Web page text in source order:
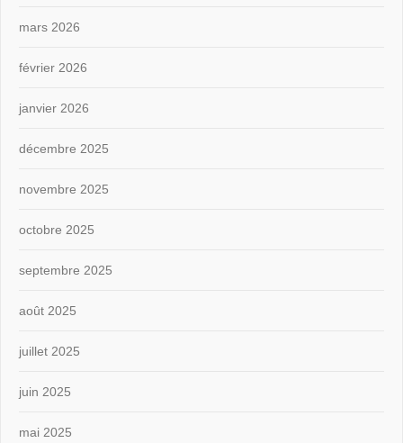
mars 2026
février 2026
janvier 2026
décembre 2025
novembre 2025
octobre 2025
septembre 2025
août 2025
juillet 2025
juin 2025
mai 2025